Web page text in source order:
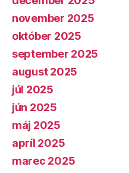
november 2025
október 2025
september 2025
august 2025
júl 2025
jún 2025
máj 2025
apríl 2025
marec 2025